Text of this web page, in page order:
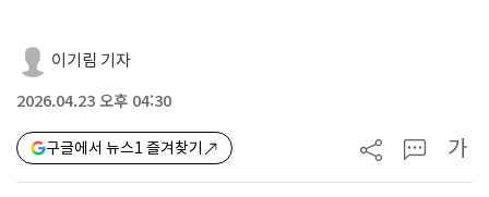
이기림 기자
2026.04.23 오후 04:30
구글에서 뉴스1 즐겨찾기 가